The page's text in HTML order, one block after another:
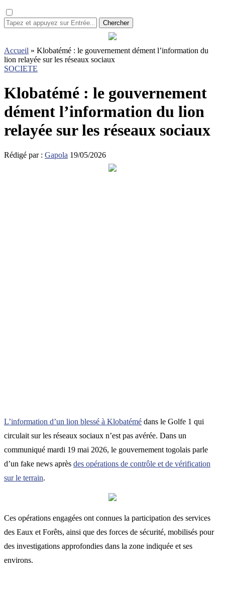
Chercher
Accueil » Klobatémé : le gouvernement dément l’information du
lion relayée sur les réseaux sociaux
SOCIETE
Klobatémé : le gouvernement
dément l’information du lion
relayée sur les réseaux sociaux
Rédigé par : Gapola 19/05/2026
L’information d’un lion blessé à Klobatémé dans le Golfe 1 qui
circulait sur les réseaux sociaux n’est pas avérée. Dans un
communiqué mardi 19 mai 2026, le gouvernement togolais parle
d’un fake news après des opérations de contrôle et de vérification
sur le terrain.
Ces opérations engagées ont connues la participation des services
des Eaux et Forêts, ainsi que des forces de sécurité, mobilisés pour
des investigations approfondies dans la zone indiquée et ses
environs.